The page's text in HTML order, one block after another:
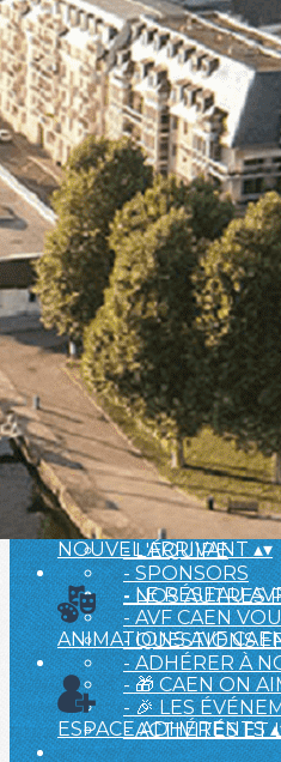
Exporter les lignes
Exporter toutes les
Exporter uniquement
Menu
<
>
- 🎁 Caen on aime, on
- 🎉 Les événements
- Activités et Loisirs
Ajoutez un logo, un
Cliquez pour éditer
L'ASSOCIATION▴▾
-
- BROCHURE
- L'ÉQUIPE
- SPONSORS
- NOS AUTRES
NOUVEL ARRIVANT▴▾
- LE RÉSEAU
- AVF CAEN
- QUESTIONS
- ADHÉRER À
ANIMATIONS AVF
- 🎁 CAEN ON
- 🎉 LES
- ACTIVITÉS ET
ESPACE ADHÉRENTS▴